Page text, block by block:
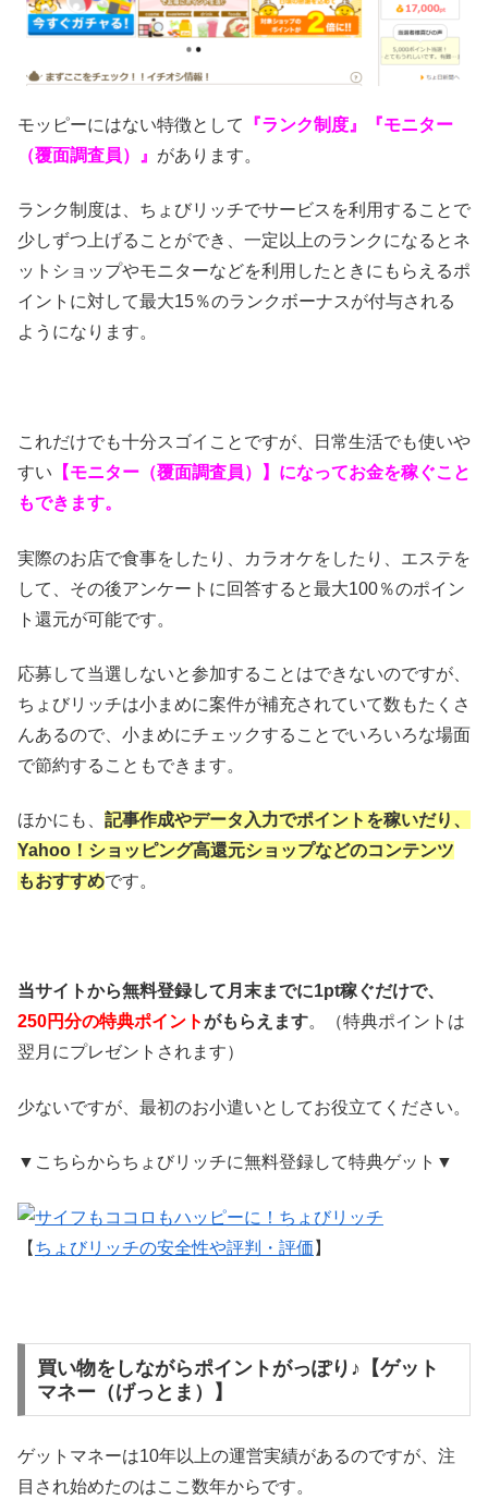
モッピーにはない特徴として
『ランク制度』『モニター
（覆面調査員）』 があります。
ランク制度は、ちょびリッチでサービスを利用することで
少しずつ上げることができ、一定以上のランクになるとネ
ットショップやモニターなどを利用したときにもらえるポ
イントに対して最大15％のランクボーナスが付与される
ようになります。
これだけでも十分スゴイことですが、日常生活でも使いや
すい 【モニター（覆面調査員）】になってお金を稼ぐこと
もできます。
実際のお店で食事をしたり、カラオケをしたり、エステを
して、その後アンケートに回答すると最大100％のポイン
ト還元が可能です。
応募して当選しないと参加することはできないのですが、
ちょびリッチは小まめに案件が補充されていて数もたくさ
んあるので、小まめにチェックすることでいろいろな場面
で節約することもできます。
ほかにも、 記事作成やデータ入力でポイントを稼いだり、
Yahoo！ショッピング高還元ショップなどのコンテンツ
もおすすめです。
当サイトから無料登録して月末までに1pt稼ぐだけで、
250円分の特典ポイントがもらえます。（特典ポイントは
翌月にプレゼントされます）
少ないですが、最初のお小遣いとしてお役立てください。
▼こちらからちょびリッチに無料登録して特典ゲット▼
【 ちょびリッチの安全性や評判・評価 】
買い物をしながらポイントがっぽり♪【ゲット
マネー（げっとま）】
ゲットマネーは10年以上の運営実績があるのですが、注
目され始めたのはここ数年からです。